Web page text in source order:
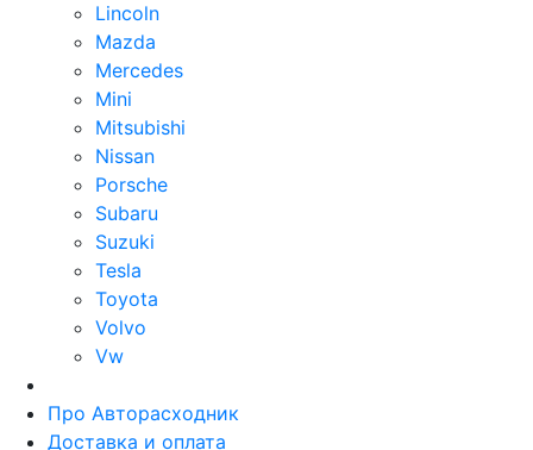
Lincoln
Mazda
Mercedes
Mini
Mitsubishi
Nissan
Porsche
Subaru
Suzuki
Tesla
Toyota
Volvo
Vw
Про Авторасходник
Доставка и оплата